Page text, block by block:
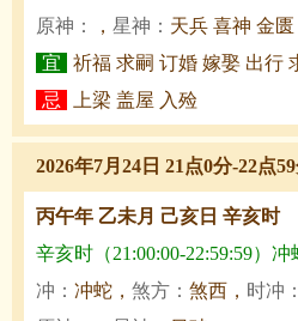
原神：
， 星神： 天兵 喜神 金
宜
祈福 求嗣 订婚 嫁娶 出行
忌
上梁 盖屋 入殓
2026年7月24日 21点0分-22点
丙午年 乙未月 己亥日 辛亥时
辛亥时（21:00:00-22:59:59）冲
冲： 冲蛇， 煞方： 煞西， 时冲：